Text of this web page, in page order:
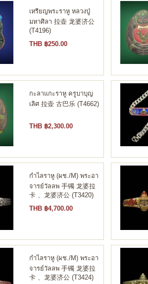
เหรียญพระราหู หลวงปู่
มหาศิลา 拉壶 龙婆济公
(T4196)
THB ฿250.00
กะลาแกะราหู ครูบาบุญ
เลิศ 拉壶 古巴乐 (T4662)
THB ฿2,300.00
กำไลราหู (ผช./M) พระอา
จารย์วัลลพ 手镯 龙婆拉
卡 、龙婆济公 (T3420)
THB ฿4,700.00
กำไลราหู (ผช./M) พระอา
จารย์วัลลพ 手镯 龙婆拉
卡 、龙婆济公 (T3424)